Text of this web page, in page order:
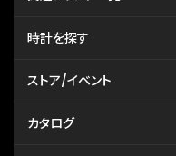
時計を探す
ストア/イベント
カタログ